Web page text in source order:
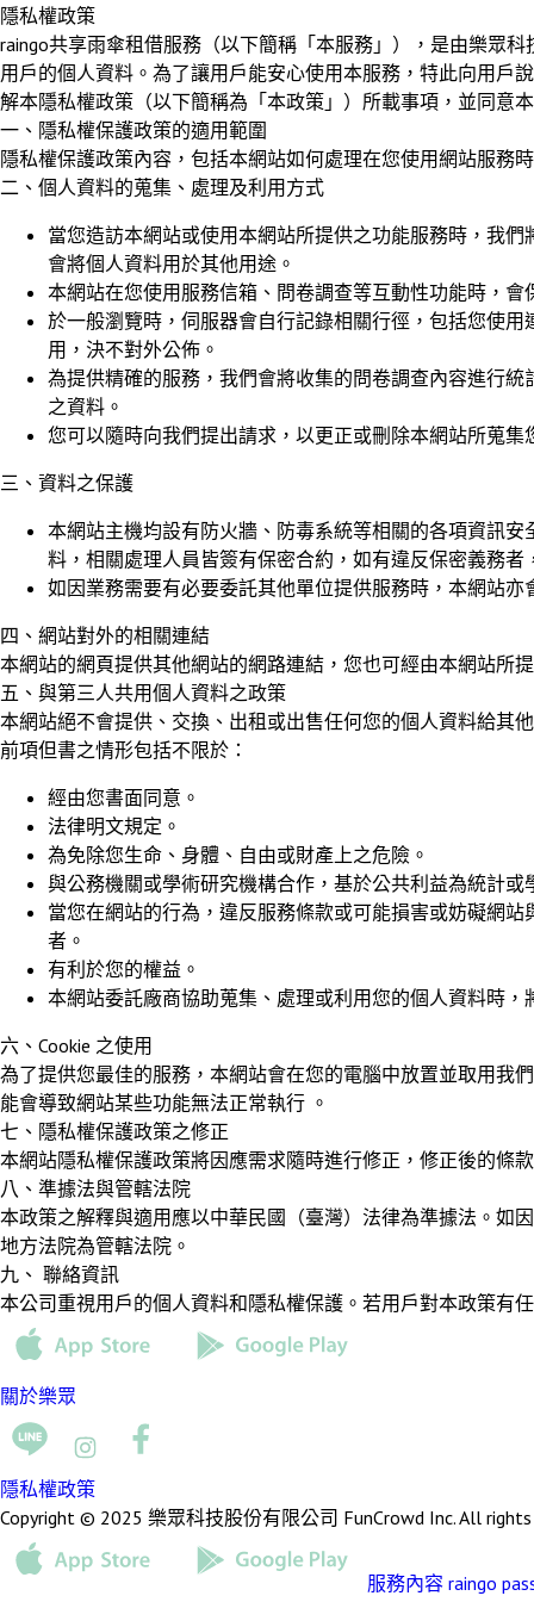
隱私權政策
raingo共享雨傘租借服務 （以下簡稱「本服務」），是由樂眾科
用戶的個人資料。為了讓用戶能安心使用本服務，特此向用戶
解本隱私權政策（以下簡稱為「本政策」）所載事項，並同意
一、隱私權保護政策的適用範圍
隱私權保護政策內容，包括本網站如何處理在您使用網站服務
二、個人資料的蒐集、處理及利用方式
當您造訪本網站或使用本網站所提供之功能服務時，我
會將個人資料用於其他用途。
本網站在您使用服務信箱、問卷調查等互動性功能時，
於一般瀏覽時，伺服器會自行記錄相關行徑，包括您使
用，決不對外公佈。
為提供精確的服務，我們會將收集的問卷調查內容進行
之資料。
您可以隨時向我們提出請求，以更正或刪除本網站所蒐
三、資料之保護
本網站主機均設有防火牆、防毒系統等相關的各項資訊
料，相關處理人員皆簽有保密合約，如有違反保密義務
如因業務需要有必要委託其他單位提供服務時，本網站
四、網站對外的相關連結
本網站的網頁提供其他網站的網路連結，您也可經由本網站所
五、與第三人共用個人資料之政策
本網站絕不會提供、交換、出租或出售任何您的個人資料給其
前項但書之情形包括不限於：
經由您書面同意。
法律明文規定。
為免除您生命、身體、自由或財產上之危險。
與公務機關或學術研究機構合作，基於公共利益為統計
當您在網站的行為，違反服務條款或可能損害或妨礙網
者。
有利於您的權益。
本網站委託廠商協助蒐集、處理或利用您的個人資料時
六、Cookie 之使用
為了提供您最佳的服務，本網站會在您的電腦中放置並取用我
能會導致網站某些功能無法正常執行 。
七、隱私權保護政策之修正
本網站隱私權保護政策將因應需求隨時進行修正，修正後的條
八、準據法與管轄法院
本政策之解釋與適用應以中華民國（臺灣）法律為準據法。如
地方法院為管轄法院。
九、 聯絡資訊
本公司重視用戶的個人資料和隱私權保護。若用戶對本政策有
關於樂眾
隱私權政策
Copyright © 2025 樂眾科技股份有限公司 FunCrowd Inc. All rights
服務內容 raingo